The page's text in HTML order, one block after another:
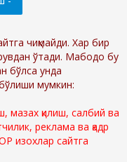
чиқмайди. Хар бир
ўтади. Мабодо бу
бўлса унда
мумкин:
мазах қилиш, салбий ва
реклама ва қадр
изохлар сайтга